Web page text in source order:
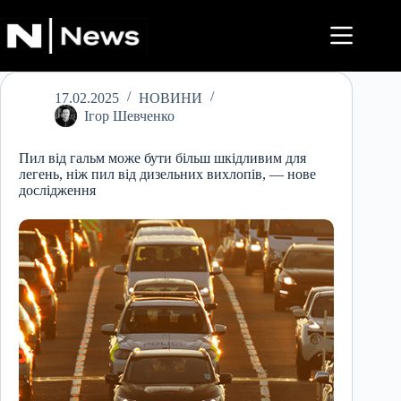
до
вмісту
17.02.2025
НОВИНИ
Ігор Шевченко
Пил від гальм може бути більш шкідливим для
легень, ніж пил від дизельних вихлопів, — нове
дослідження